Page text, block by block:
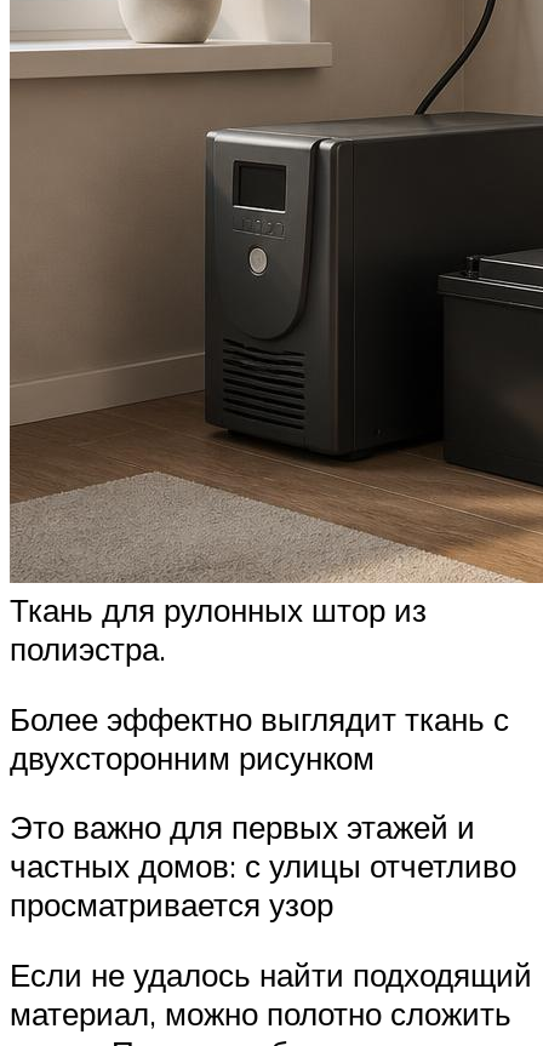
Ткань для рулонных штор из
полиэстра.
Более эффектно выглядит ткань с
двухсторонним рисунком
Это важно для первых этажей и
частных домов: с улицы отчетливо
просматривается узор
Если не удалось найти подходящий
материал, можно полотно сложить